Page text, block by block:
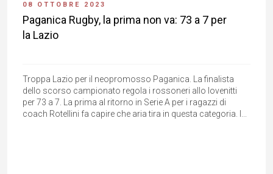
08 OTTOBRE 2023
Paganica Rugby, la prima non va: 73 a 7 per
la Lazio
Troppa Lazio per il neopromosso Paganica. La finalista
dello scorso campionato regola i rossoneri allo Iovenitti
per 73 a 7. La prima al ritorno in Serie A per i ragazzi di
coach Rotellini fa capire che aria tira in questa categoria. I...